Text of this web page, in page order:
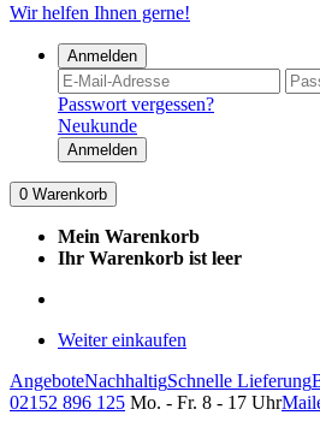
Wir helfen Ihnen gerne!
Anmelden
Passwort vergessen?
Neukunde
Anmelden
0 Warenkorb
Mein Warenkorb
Ihr Warenkorb ist leer
Weiter einkaufen
AngeboteNachhaltigSchnelle Lieferung
02152 896 125 Mo. - Fr. 8 - 17 Uhr